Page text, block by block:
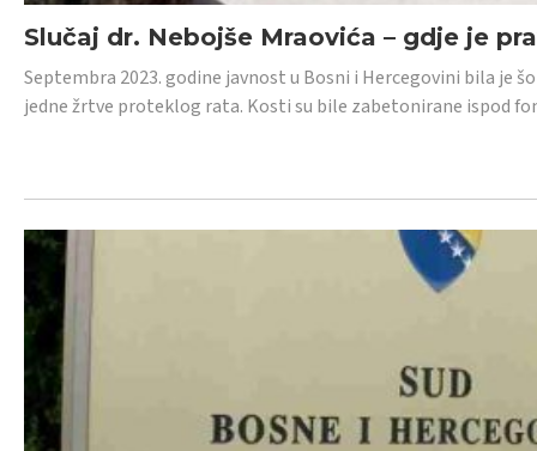
Slučaj dr. Nebojše Mraovića – gdje je
Septembra 2023. godine javnost u Bosni i Hercegovini bila je
jedne žrtve proteklog rata. Kosti su bile zabetonirane ispod